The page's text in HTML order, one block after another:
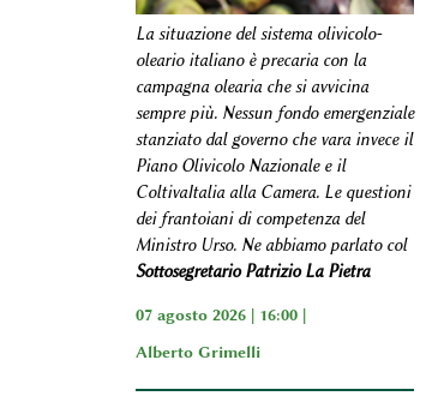
La situazione del sistema olivicolo-
oleario italiano è precaria con la
campagna olearia che si avvicina
sempre più. Nessun fondo emergenziale
stanziato dal governo che vara invece il
Piano Olivicolo Nazionale e il
ColtivaItalia alla Camera. Le questioni
dei frantoiani di competenza del
Ministro Urso. Ne abbiamo parlato col
Sottosegretario Patrizio La Pietra
07 agosto 2026 | 16:00 |
Alberto Grimelli